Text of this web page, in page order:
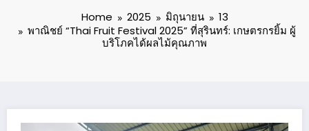
Home 2025 มิถุนายน
13
พาณิชย์ “Thai Fruit Festival 2025” ที่สุรินทร์: เกษตรกรยิ้ม ผู้
บริโภคได้ผลไม้คุณภาพ